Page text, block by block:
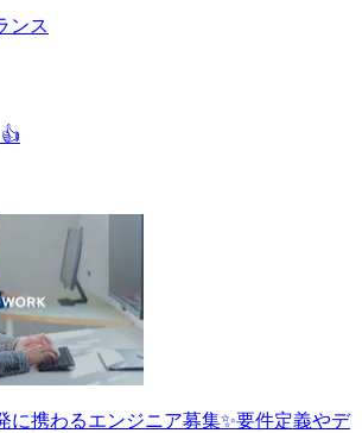
ンス
👍
に携わるエンジニア募集✨要件定義やデ